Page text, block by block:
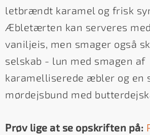
letbrændt karamel og frisk
Æbletærten kan serveres
vaniljeis, men smager også
selskab - lun med smagen af
karamelliserede æbler og en
mørdejsbund med
Prøv lige at se opskriften på: